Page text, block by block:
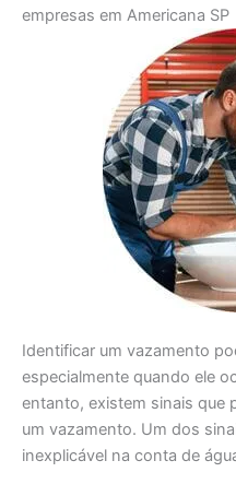
empresas em Americana SP
Identificar um vazamento
especialmente quando ele
entanto, existem sinais que
um vazamento. Um dos
inexplicável na conta de